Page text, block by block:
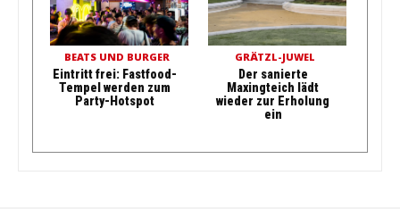
BEATS UND BURGER
Eintritt frei: Fastfood-
Tempel werden zum
Party-Hotspot
GRÄTZL-JUWEL
Der sanierte
Maxingteich lädt
wieder zur Erholung
ein